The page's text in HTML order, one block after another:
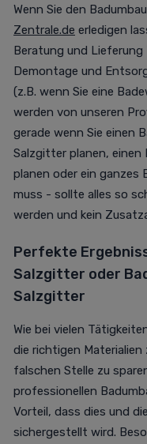
Wenn Sie den
Zentrale.de erledigen
Beratung und Lieferung
Demontage und
(z.B. wenn Sie eine
werden von unseren
gerade wenn Sie einen
Salzgitter planen, einen
planen oder ein ganzes
muss - sollte alles so
werden und kein
Perfekte
Salzgitter oder
Salzgitter
Wie bei vielen
die richtigen
falschen Stelle zu
professionellen
Vorteil, dass dies und
sichergestellt wird.